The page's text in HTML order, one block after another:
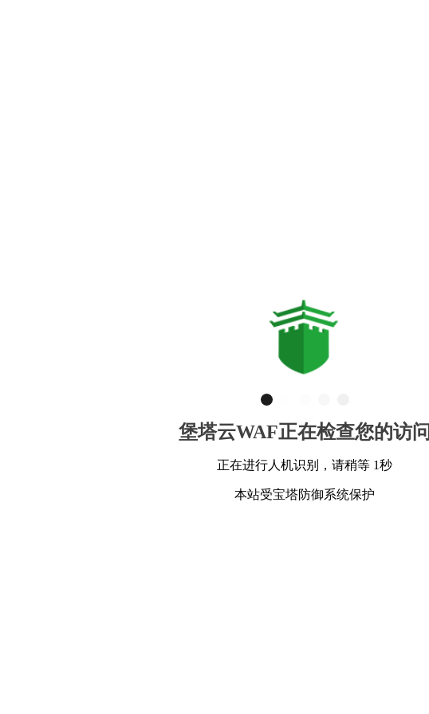
堡塔云WAF正在检查您的访问
正在进行人机识别，请稍等 1秒
本站受宝塔防御系统保护